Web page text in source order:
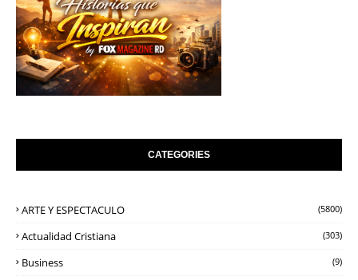
CATEGORIES
ARTE Y ESPECTACULO (5800)
Actualidad Cristiana (303)
Business (9)